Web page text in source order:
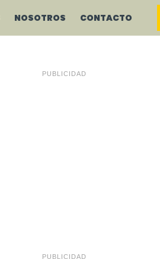
NOSOTROS CONTACTO
PUBLICIDAD
PUBLICIDAD